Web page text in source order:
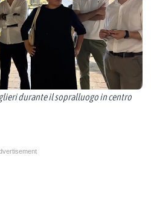
durante il sopralluogo in centro